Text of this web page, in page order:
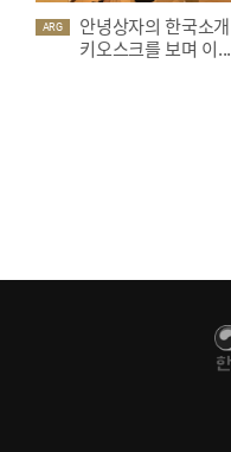
ARG
안녕상자의 한국소개
키오스크를 보며 이...